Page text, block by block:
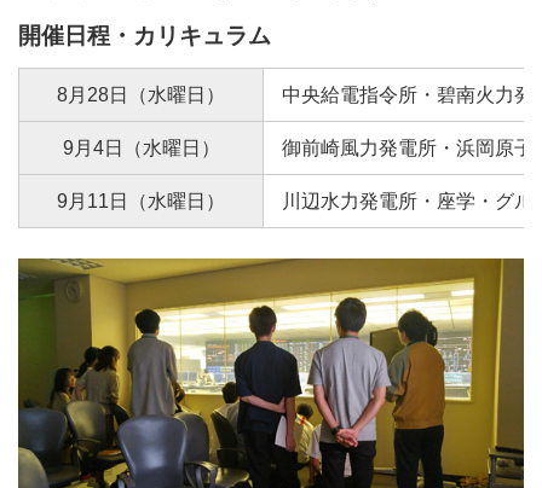
開催日程・カリキュラム
8月28日（水曜日） 中央給電指令所・碧南火力発
9月4日（水曜日） 御前崎風力発電所・浜岡原子
9月11日（水曜日） 川辺水力発電所・座学・グ